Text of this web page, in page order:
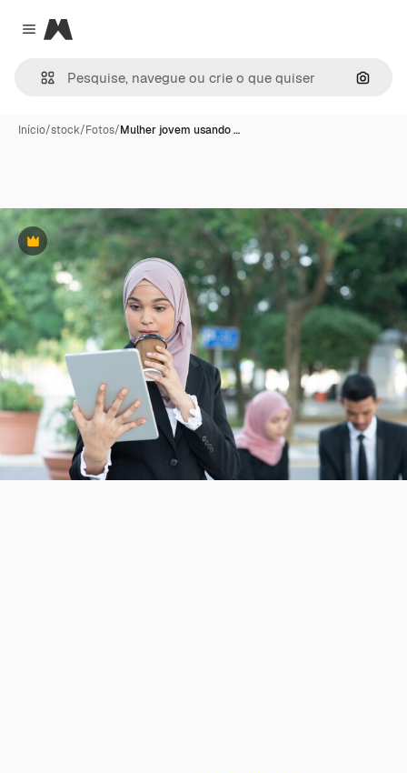
Close menu
Magnific
Início/stock/Fotos/Mulher jovem usando …
Premium